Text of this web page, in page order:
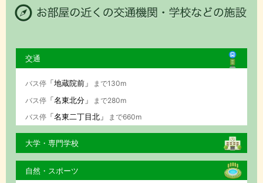
交通
バス停「地蔵院前」
まで130m
バス停「名東北分」
まで280m
バス停「名東二丁目北」 まで660m
大学・専門学校
自然・スポーツ